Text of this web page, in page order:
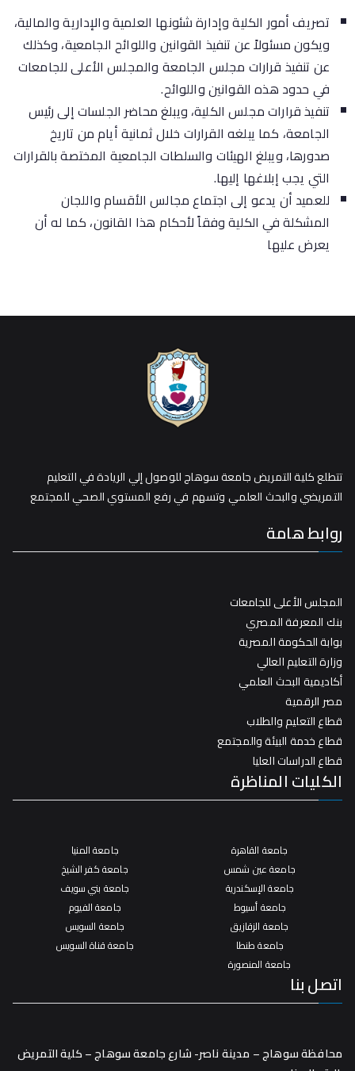
تصريف أمور الكلية وإدارة شئونها العلمية والإدارية والمالية،
ويكون مسئولاً عن تنفيذ القوانين واللوائح الجامعية، وكذلك
عن تنفيذ قرارات مجلس الجامعة والمجلس الأعلى للجامعات
في حدود هذه القوانين واللوائح.
تنفيذ قرارات مجلس الكلية، ويبلغ محاضر الجلسات إلى رئيس
الجامعة، كما يبلغه القرارات خلال ثمانية أيام من تاريخ
صدورها، ويبلغ الهيئات والسلطات الجامعية المختصة بالقرارات
التي يجب إبلاغها إليها.
للعميد أن يدعو إلى اجتماع مجالس الأقسام واللجان
المشكلة في الكلية وفقاً لأحكام هذا القانون، كما له أن
يعرض عليها
تتطلع كلية التمريض جامعة سوهاج للوصول إلي الريادة في التعليم
التمريضي والبحث العلمي وتسهم في رفع المستوي الصحي للمجتمع
روابط هامة
المجلس الأعلى للجامعات
بنك المعرفة المصري
بوابة الحكومة المصرية
وزارة التعليم العالي
أكاديمية البحث العلمي
مصر الرقمية
قطاع التعليم والطلاب
قطاع خدمة البيئة والمجتمع
قطاع الدراسات العليا
الكليات المناظرة
جامعة القاهرة
جامعة عين شمس
جامعة الإسكندرية
جامعة أسيوط
جامعة الزقازيق
جامعة طنطا
جامعة المنصورة
جامعة المنيا
جامعة كفر الشيخ
جامعة بني سويف
جامعة الفيوم
جامعة السويس
جامعة قناة السويس
اتصل بنا
محافظة سوهاج – مدينة ناصر- شارع جامعة سوهاج – كلية التمريض